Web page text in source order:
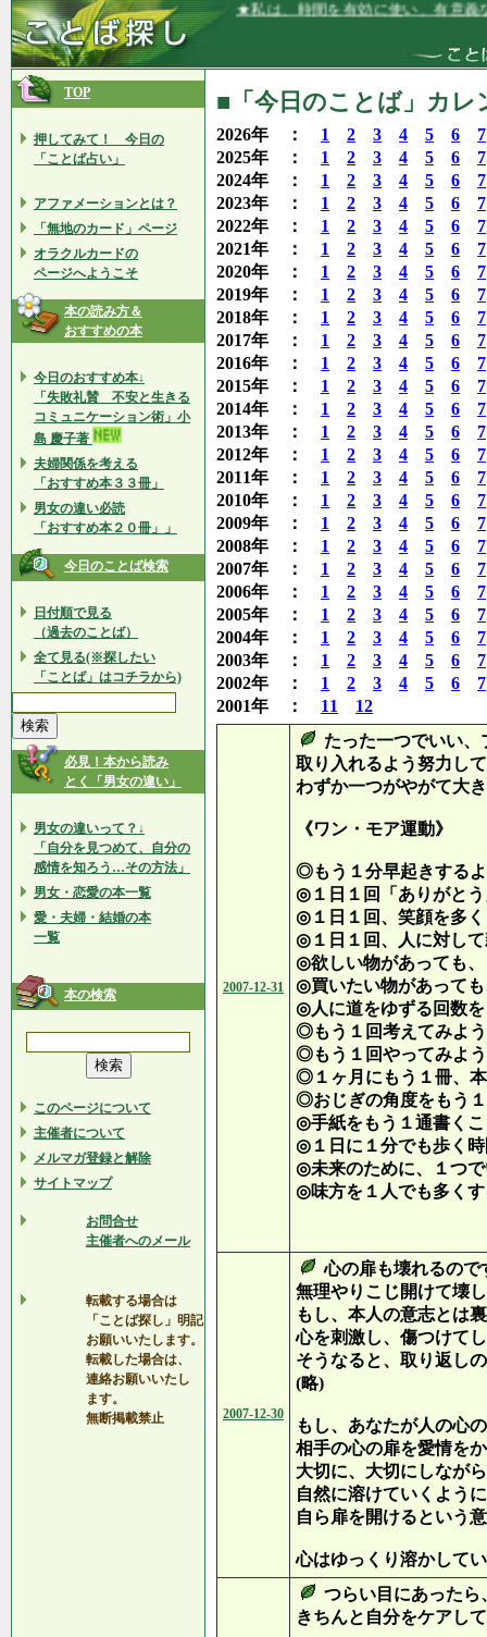
★私は、時間を有効に使い、有意義な毎
TOP
押してみて！ 今日の
「ことば占い」
アファメーションとは？
「無地のカード」ページ
オラクルカードの
ページへようこそ
本の読み方＆
おすすめの本
今日のおすすめ本↓
「失敗礼賛 不安と生きる
コミュニケーション術」小
島 慶子著
夫婦関係を考える
「おすすめ本３３冊」
男女の違い必読
「おすすめ本２０冊」」
今日のことば検索
日付順で見る
（過去のことば）
全て見る(※探したい
「ことば」はコチラから)
必見！本から読み
とく「男女の違い」
男女の違いって？↓
「自分を見つめて、自分の
感情を知ろう…その方法」
男女・恋愛の本一覧
愛・夫婦・結婚の本
一覧
本の検索
このページについて
主催者について
メルマガ登録と解除
サイトマップ
お問合せ
主催者へのメール
転載する場合は
「ことば探し」明記
お願いいたします。
転載した場合は、
連絡お願いいたし
ます。
無断掲載禁止
■「今日のことば」カ
2026年 ： 1 2 3 4 5 6
7
2025年 ： 1 2 3 4 5 6
7
2024年 ： 1 2 3 4 5 6
7
2023年 ： 1 2 3 4 5 6
7
2022年 ： 1 2 3 4 5 6
7
2021年 ： 1 2 3 4 5 6
7
2020年 ： 1 2 3 4 5 6
7
2019年 ： 1 2 3 4 5 6
7
2018年 ： 1 2 3 4 5 6
7
2017年 ： 1 2 3 4 5 6
7
2016年 ： 1 2 3 4 5 6
7
2015年 ： 1 2 3 4 5 6
7
2014年 ： 1 2 3 4 5 6
7
2013年 ： 1 2 3 4 5 6
7
2012年 ： 1 2 3 4 5 6
7
2011年 ： 1 2 3 4 5 6
7
2010年 ： 1 2 3 4 5 6
7
2009年 ： 1 2 3 4 5 6
7
2008年 ： 1 2 3 4 5 6
7
2007年 ： 1 2 3 4 5 6
7
2006年 ： 1 2 3 4 5 6
7
2005年 ： 1 2 3 4 5 6
7
2004年 ： 1 2 3 4 5 6
7
2003年 ： 1 2 3 4 5 6
7
2002年 ： 1 2 3 4 5 6
7
2001年 ： 11 12
2007-12-31
たった一つでいい
取り入れるよう努力し
わずか一つがやがて大
《ワン・モア運動》
◎もう１分早起きする
◎１日１回「ありがと
◎１日１回、笑顔を多
◎１日１回、人に対し
◎欲しい物があっても
◎買いたい物があって
◎人に道をゆずる回数
◎もう１回考えてみよう
◎もう１回やってみよう
◎１ヶ月にもう１冊、
◎おじぎの角度をもう
◎手紙をもう１通書く
◎１日に１分でも歩く
◎未来のために、１つ
◎味方を１人でも多く
2007-12-30
心の扉も壊れるので
無理やりこじ開けて壊
もし、本人の意志とは
心を刺激し、傷つけて
そうなると、取り返し
(略)
もし、あなたが人の心
相手の心の扉を愛情を
大切に、大切にしなが
自然に溶けていくよう
自ら扉を開けるという
心はゆっくり溶かして
つらい目にあったら
きちんと自分をケアし